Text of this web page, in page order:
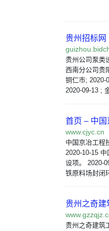
贵州招标网
贵州公司泵类
西南分公司贵
铜仁市; 2020-
2020-09-13 ;
首页 – 中国
www.cjyc.cn
中国京冶工程
2020-10-15
设项。 2020-
铁原料场封闭
贵州之奇建
贵州之奇建筑